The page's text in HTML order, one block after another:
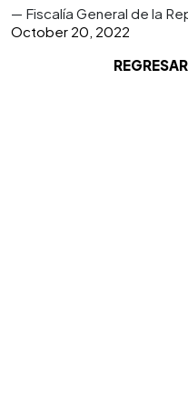
— Fiscalía General de la
October 20, 2022